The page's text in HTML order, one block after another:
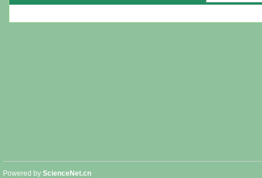
Powered by ScienceNet.cn